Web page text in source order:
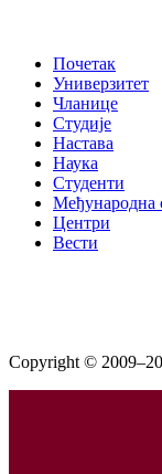
Почетак
Универзитет
Чланице
Студије
Настава
Наука
Студенти
Међународна
Центри
Вести
Copyright ©